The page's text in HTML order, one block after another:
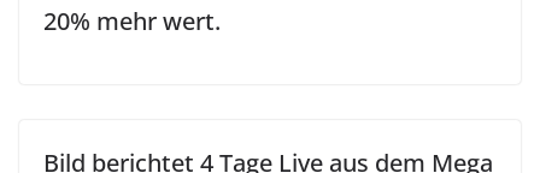
20% mehr wert.
Bild berichtet 4 Tage Live aus dem Mega